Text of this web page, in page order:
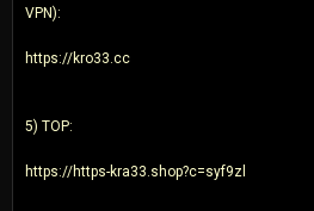
VPN):
https://kro33.cc
5) ТОР:
https://https-kra33.shop?c=syf9zl